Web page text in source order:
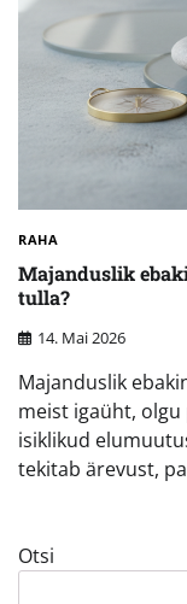
RAHA
Majanduslik
tulla?
14. Mai 2026
Majanduslik
meist igaüht,
isiklikud
tekitab ärevust,
Otsi